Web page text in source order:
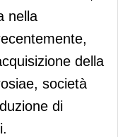
nella
della
società
di